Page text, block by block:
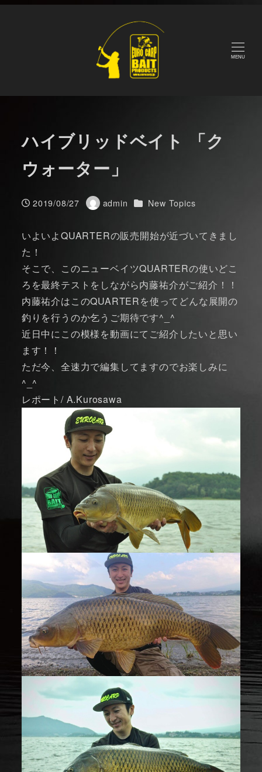
テ
MENU
New Topics
ハイブリッドベイト 「ク
ハイブリッドベイト 「ク
ウォーター」
投稿日
2019/08/27
著
admin カテゴリー
New Topics
いよいよQUARTERの販売開始が近づいてきまし
た！
そこで、このニューベイツQUARTERの使いどこ
ろを最終テストをしながら内藤祐介がご紹介！！
内藤祐介はこのQUARTERを使ってどんな展開の
釣りを行うのか乞うご期待です^_^
近日中にこの模様を動画にてご紹介したいと思い
ます！！
ただ今、全速力で編集してますのでお楽しみに
^_^
レポート/ A.Kurosawa